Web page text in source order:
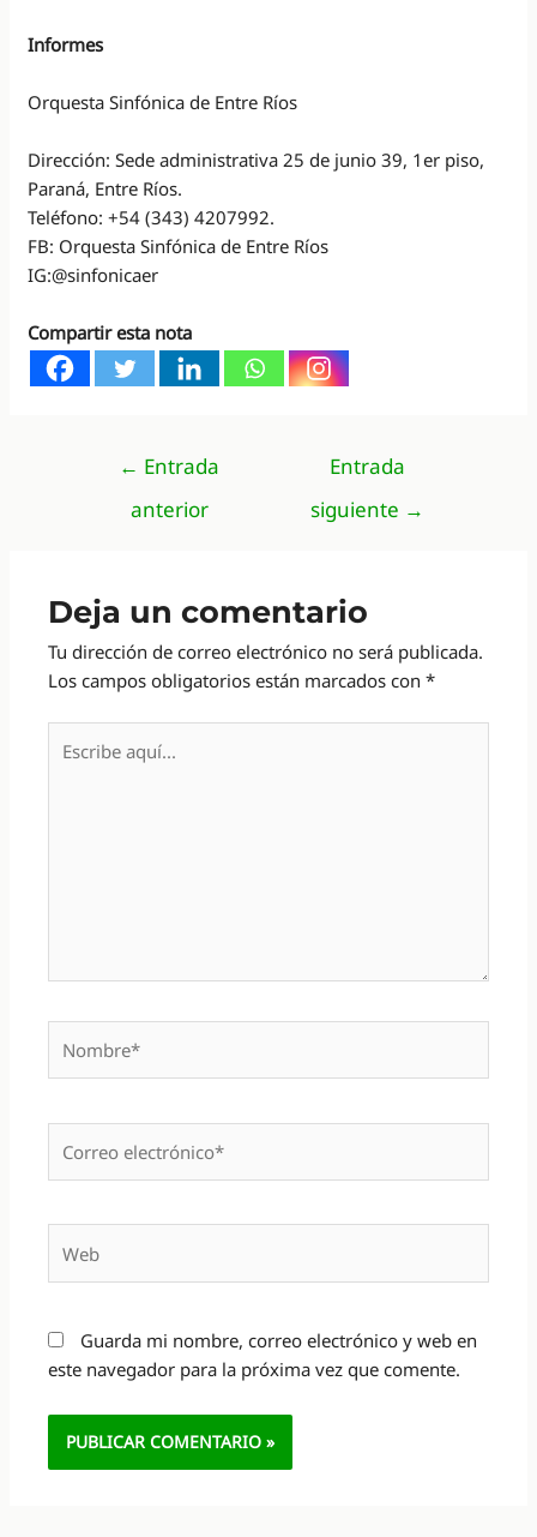
Informes
Orquesta Sinfónica de Entre Ríos
Dirección: Sede administrativa 25 de junio 39, 1er piso,
Paraná, Entre Ríos.
Teléfono: +54 (343) 4207992.
FB: Orquesta Sinfónica de Entre Ríos
IG:@sinfonicaer
Compartir esta nota
Navegación
entradas
← Entrada
anterior
Entrada
siguiente →
Deja un comentario
Tu dirección de correo electrónico no será publicada.
Los campos obligatorios están marcados con*
aquí...
electrónico*
Guarda mi nombre, correo electrónico y web en
este navegador para la próxima vez que comente.